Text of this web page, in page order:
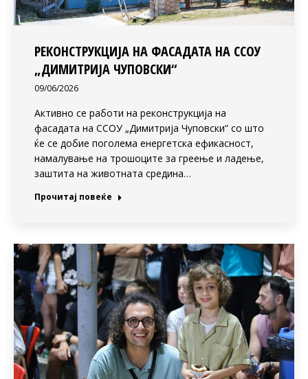
РЕКОНСТРУКЦИЈА НА ФАСАДАТА НА ССОУ
„ДИМИТРИЈА ЧУПОВСКИ“
09/06/2026
Активно се работи на реконструкција на
фасадата на ССОУ „Димитрија Чуповски“ со што
ќе се добие поголема енергетска ефикасност,
намалување на трошоците за греење и ладење,
заштита на животната средина…
Прочитај повеќе